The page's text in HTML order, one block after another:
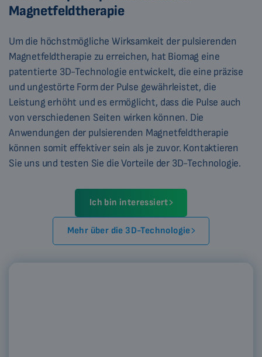
Magnetfeldtherapie
Um die höchstmögliche Wirksamkeit der pulsierenden
Magnetfeldtherapie zu erreichen, hat Biomag eine
patentierte 3D-Technologie entwickelt, die eine präzise
und ungestörte Form der Pulse gewährleistet, die
Leistung erhöht und es ermöglicht, dass die Pulse auch
von verschiedenen Seiten wirken können. Die
Anwendungen der pulsierenden Magnetfeldtherapie
können somit effektiver sein als je zuvor. Kontaktieren
Sie uns und testen Sie die Vorteile der 3D-Technologie.
Ich bin interessiert
Mehr über die 3D-Technologie